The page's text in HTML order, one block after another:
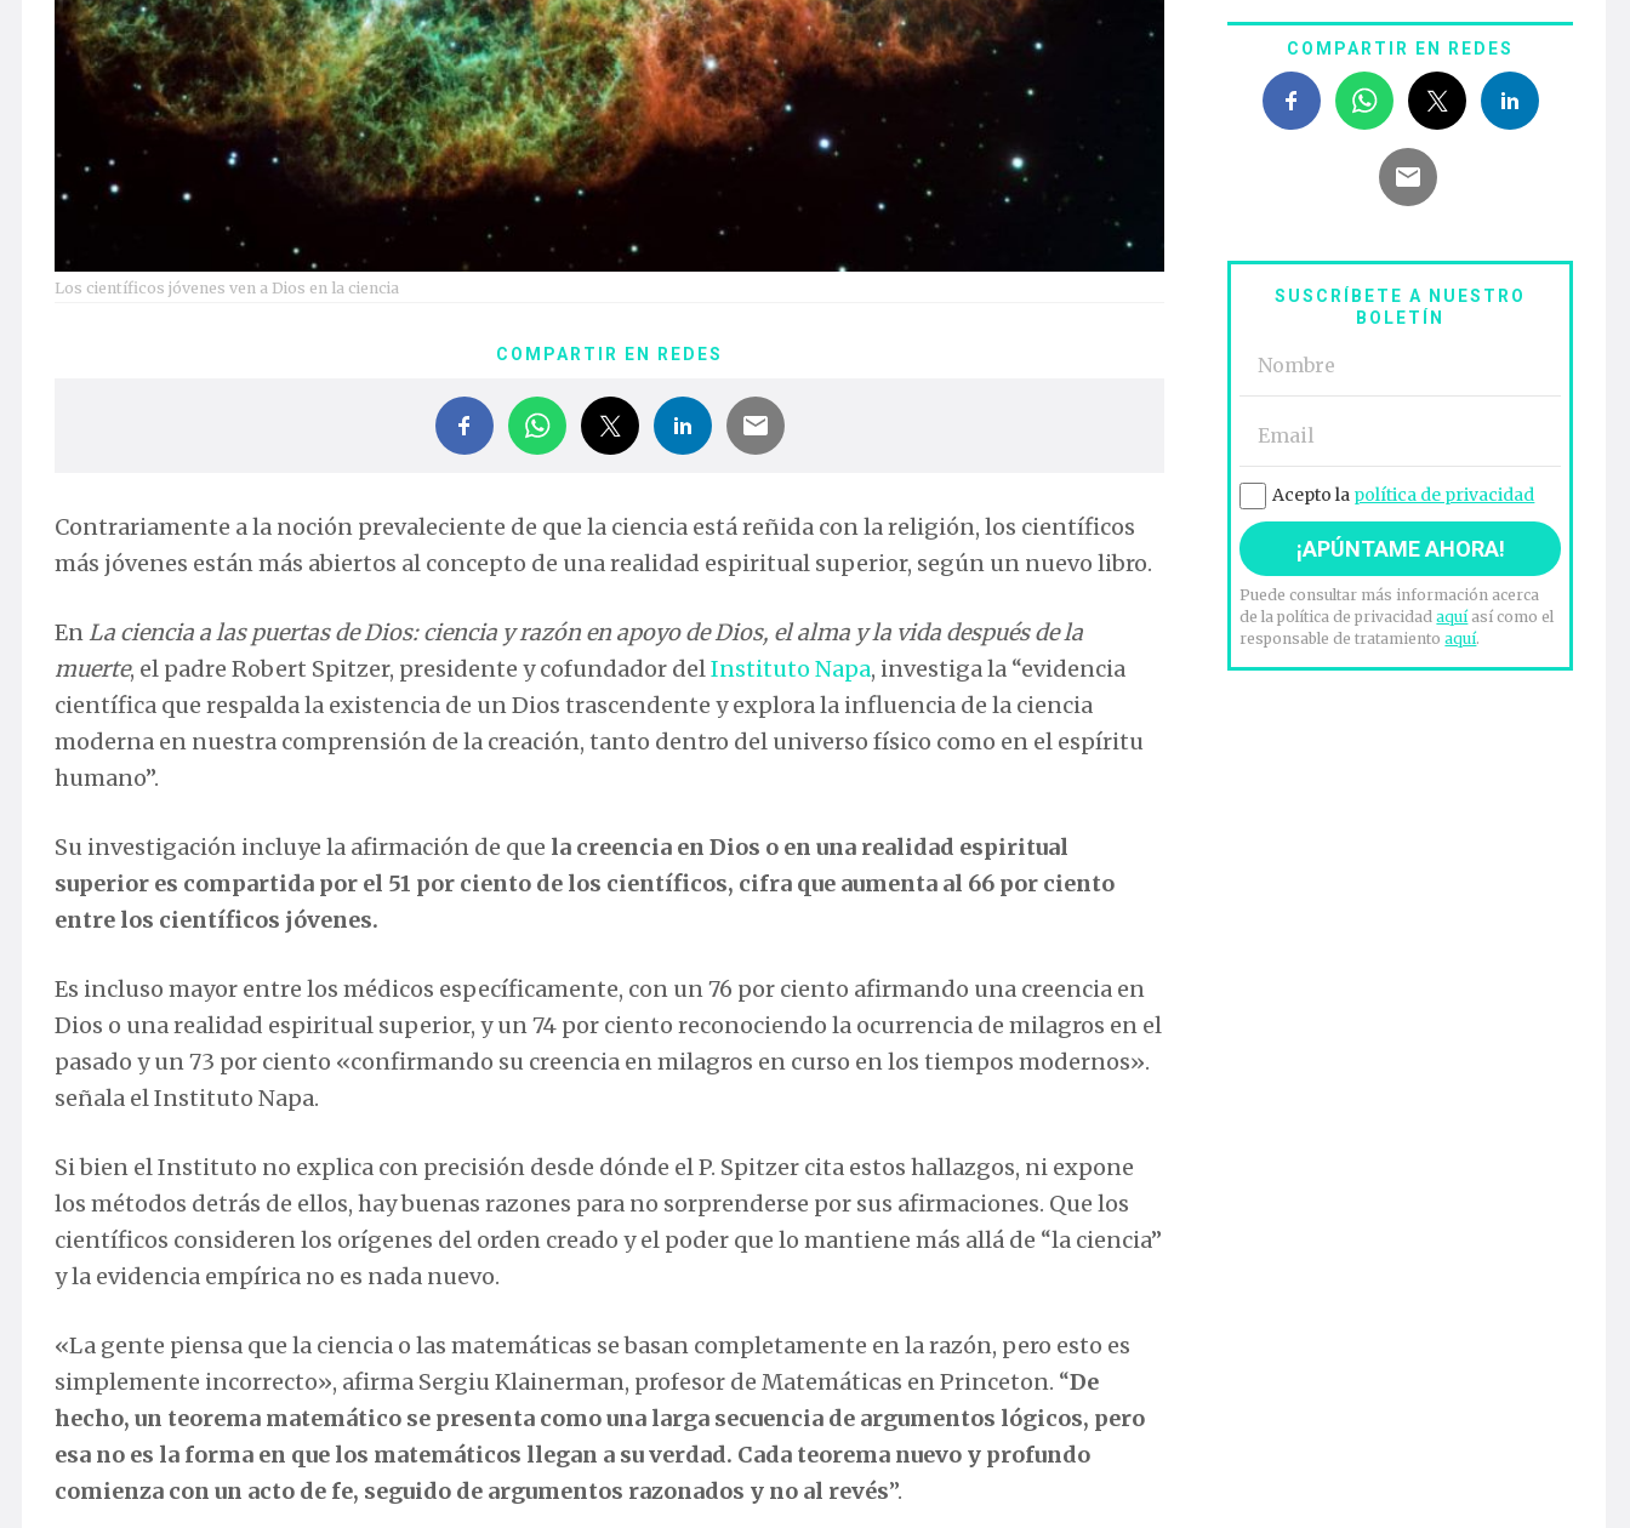
Los científicos jóvenes ven a Dios en la ciencia
COMPARTIR EN REDES
Contrariamente a la noción prevaleciente de que la ciencia está reñida con la religión, los científicos
más jóvenes están más abiertos al concepto de una realidad espiritual superior, según un nuevo libro.
EnLa ciencia a las puertas de Dios: ciencia y razón en apoyo de Dios, el alma y la vida después de la
muerte, el padre Robert Spitzer, presidente y cofundador delInstituto Napa, investiga la “evidencia
científica que respalda la existencia de un Dios trascendente y explora la influencia de la ciencia
moderna en nuestra comprensión de la creación, tanto dentro del universo físico como en el espíritu
humano”.
Su investigación incluye la afirmación de que la creencia en Dios o en una realidad espiritual
superior es compartida por el 51 por ciento de los científicos, cifra que aumenta al 66 por ciento
entre los científicos jóvenes.
Es incluso mayor entre los médicos específicamente, con un 76 por ciento afirmando una creencia en
Dios o una realidad espiritual superior, y un 74 por ciento reconociendo la ocurrencia de milagros en el
pasado y un 73 por ciento «confirmando su creencia en milagros en curso en los tiempos modernos».
señala el Instituto Napa.
Si bien el Instituto no explica con precisión desde dónde el P. Spitzer cita estos hallazgos, ni expone
los métodos detrás de ellos, hay buenas razones para no sorprenderse por sus afirmaciones. Que los
científicos consideren los orígenes del orden creado y el poder que lo mantiene más allá de “la ciencia”
y la evidencia empírica no es nada nuevo.
«La gente piensa que la ciencia o las matemáticas se basan completamente en la razón, pero esto es
simplemente incorrecto», afirma Sergiu Klainerman, profesor de Matemáticas en Princeton. “De
hecho, un teorema matemático se presenta como una larga secuencia de argumentos lógicos, pero
esa no es la forma en que los matemáticos llegan a su verdad. Cada teorema nuevo y profundo
comienza con un acto de fe, seguido de argumentos razonados y no al revés”.
COMPARTIR EN REDES
SUSCRÍBETE A NUESTRO
BOLETÍN
Acepto la política de privacidad
Puede consultar más información acerca
de la política de privacidadaquíasí como el
responsable de tratamientoaquí.